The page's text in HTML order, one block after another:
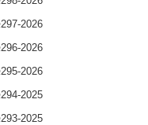
2026
2026
2026
2025
2025